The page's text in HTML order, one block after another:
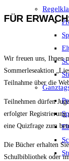
FÜR
Wir freuen uns, Ihnen
Sommerleseaktion
Teilnahme über die
Teilnehmen dürfen
erfolgter Registrierung
eine Quizfrage zum
Die Bücher erhalten
Schulbibliothek oder